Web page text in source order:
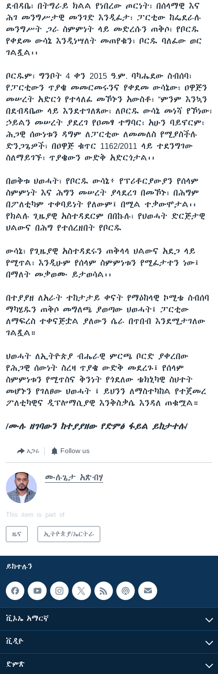
ደብዳቤ፣ በትግራይ ክልል የነበረው ጦርነት፣ በሰላማዊ እና
ሕገ መንግሥታዊ መንገድ እንዲፈታ፣ ፓርቲው ከፌደራሉ
መንግሥት ጋራ ስምምነት ላይ መድረሱን ጠቅሶ፣ የቦርዱ
የቀደመ ውሳኔ እንዲነሣለት መጠየቁን፣ ቦርዱ ባለፈው ወር
ገልጿል፡፡
ቦርዱም፣ ግንቦት 4 ቀን 2015 ዓ.ም. ባካሔደው ስብሰባ፣
የፓርቲውን ጥያቄ መመርመሩንና የቀደመ ውሳኔው፣ ዐዋጅን
መሠረት አድርጎ የተላለፈ መኾኑን አውስቶ፣ “ምንም እንኳን
በደብዳቤው ላይ እንደተገለጸው፣ ለቦርዱ ውሳኔ መነሻ የኾነው፣
ኃይልን መሠረት ያደረገ የዐመፃ ተግባር፣ አሁን ባይኖርም፣
ሕጋዊ ሰውነቱን ዳግም ለፓርቲው ለመመለስ የሚያስችሉ
ድንጋጌዎች፣ በዐዋጅ ቁጥር 1162/2011 ላይ ተደንግገው
ስለማይገኙ፣ ጥያቄውን ውድቅ አድርጎታል፡፡
በወቅቱ ህወሓት፣ የቦርዱ ውሳኔ፥ የፕሪቶርያውያን የሰላም
ስምምነት እና ሕግን መሠረት ያላደረገ በመኾኑ፣ በሕግም
በፖለቲካም ተቀባይነት የለውም፤ በሚል ተቃውሞታል፡፡
የክልሉ ጊዜያዊ አስተዳደርም በበኩሉ፣ የህወሓት ድርጅታዊ
ህልውና በሕግ የተሰረዘበት የቦርዱ
ውሳኔ፣ የጊዜያዊ አስተዳደሩን ጠቅላላ ህልውና አደጋ ላይ
የሚጥል፣ እንዲሁም የሰላም ስምምነቱን የሚፈታተን ነው፤
በማለት መቃወሙ ይታወሳል፡፡
በተያያዘ ለአራት ተከታታይ ቀናት የማዕከላዊ ኮሚቴ ስብሰባ
ማካሄዱን ጠቅሶ መግለጫ ያወጣው ህወሓት፤ ፓርቲው
ለማፍረስ ተቀናጅቷል ያለውን ሴራ በጥበብ እንደሚታገለው
ገልጿል።
ህወሓት ለኢትዮጵያ ብሔራዊ ምርጫ ቦርድ ያቀረበው
የሕጋዊ ሰውነት ስረዛ ጥያቄ ውድቅ መደረጉ፤ የሰላም
ስምምነቱን የሚጥስና ቅንነት የጎደለው ቴክኒካዊ ስህተት
መሆኑን የገለፀው ህወሓት ፤ ይህንን ለማስተካከል የተጀመረ
ፖለቲካዊና ዲፕሎማሲያዊ እንቅስቃሴ እንዳለ ጠቁሟል።
/ሙሉ ዘገባውን ከተያያዘው የድምፅ ፋይል ይከታተሉ/
አጋሩ Follow us
ሙሉጌታ አጽብሃ
This item is part of
ዜና ኢትዮጵያ/ኤርትራ
ይከተሉን
ቪኦኤ አማርኛ
ቪዲዮ
ድምጽ